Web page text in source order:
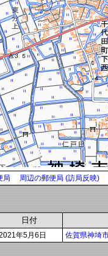
局 周辺の郵便局 (訪局反映)
日付
年5月6日 佐賀県神埼